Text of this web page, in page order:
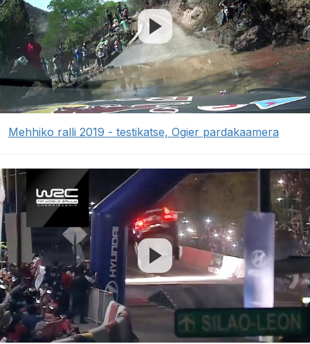
Mehhiko ralli 2019 - testikatse, Ogier pardakaamera